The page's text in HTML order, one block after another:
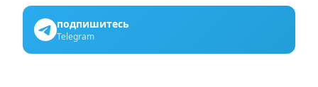
подпишитесь
Telegram